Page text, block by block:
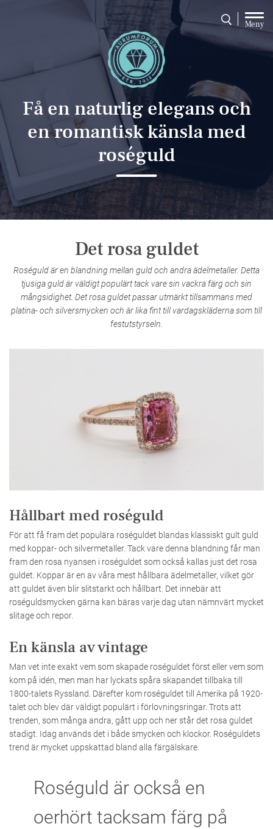
Meny
Få en naturlig elegans och
en romantisk känsla med
roséguld
Det rosa guldet
Roséguld är en blandning mellan guld och andra ädelmetaller. Detta
tjusiga guld är väldigt populärt tack vare sin vackra färg och sin
mångsidighet. Det rosa guldet passar utmärkt tillsammans med
platina- och silversmycken och är lika fint till vardagskläderna som till
festutstyrseln.
Hållbart med roséguld
För att få fram det populära roséguldet blandas klassiskt gult guld
med koppar- och silvermetaller. Tack vare denna blandning får man
fram den rosa nyansen i roséguldet som också kallas just det rosa
guldet. Koppar är en av våra mest hållbara ädelmetaller, vilket gör
att guldet även blir slitstarkt och hållbart. Det innebär att
roséguldsmycken gärna kan bäras varje dag utan nämnvärt mycket
slitage och repor.
En känsla av vintage
Man vet inte exakt vem som skapade roséguldet först eller vem som
kom på idén, men man har lyckats spåra skapandet tillbaka till
1800-talets Ryssland. Därefter kom roséguldet till Amerika på 1920-
talet och blev där väldigt populärt i förlovningsringar. Trots att
trenden, som många andra, gått upp och ner står det rosa guldet
stadigt. Idag används det i både smycken och klockor. Roséguldets
trend är mycket uppskattad bland alla färgälskare.
Roséguld är också en
oerhört tacksam färg på